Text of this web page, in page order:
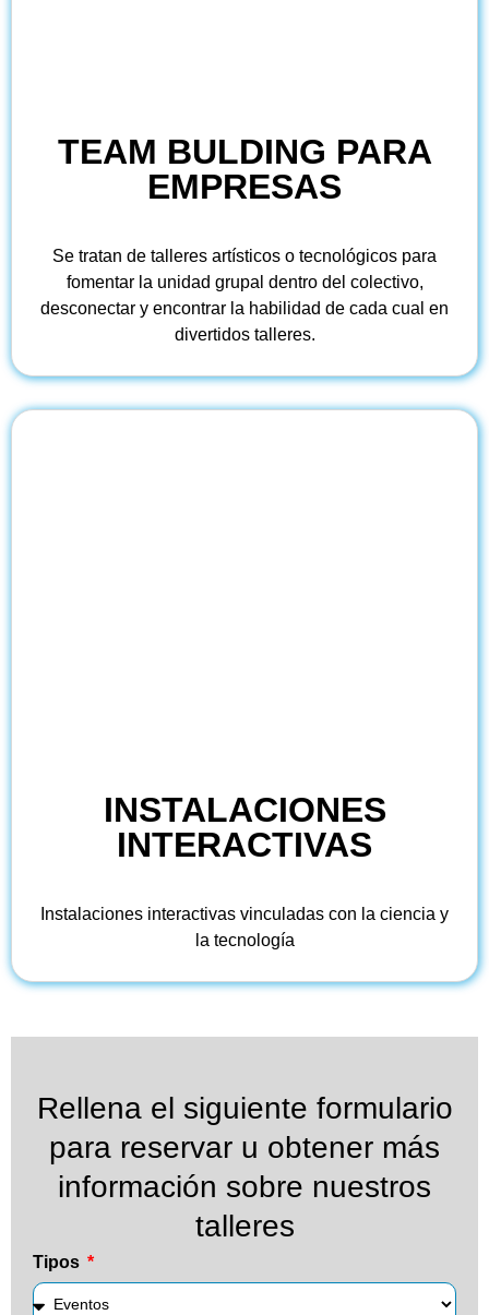
TEAM BULDING PARA
EMPRESAS
Se tratan de talleres artísticos o tecnológicos para
fomentar la unidad grupal dentro del colectivo,
desconectar y encontrar la habilidad de cada cual en
divertidos talleres.
INSTALACIONES
INTERACTIVAS
Instalaciones interactivas vinculadas con la ciencia y
la tecnología
Rellena el siguiente formulario
para reservar u obtener más
información sobre nuestros
talleres
Tipos